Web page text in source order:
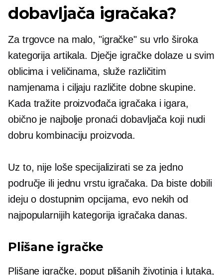
dobavljača igračaka?
Za trgovce na malo, "igračke" su vrlo široka
kategorija artikala. Dječje igračke dolaze u svim
oblicima i veličinama, služe različitim
namjenama i ciljaju različite dobne skupine.
Kada tražite proizvođača igračaka i igara,
obično je najbolje pronaći dobavljača koji nudi
dobru kombinaciju proizvoda.
Uz to, nije loše specijalizirati se za jedno
područje ili jednu vrstu igračaka. Da biste dobili
ideju o dostupnim opcijama, evo nekih od
najpopularnijih kategorija igračaka danas.
Plišane igračke
Plišane igračke, poput plišanih životinja i lutaka,